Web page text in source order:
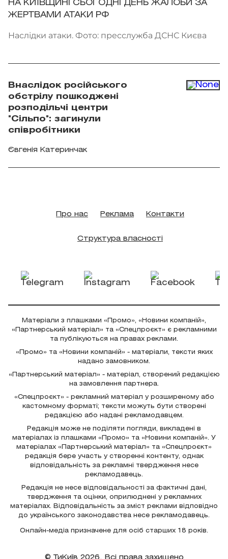
НА КИЇВЩИНІ СЬОГОДНІ ДЕНЬ ЖАЛОБИ ЗА
ЖЕРТВАМИ АТАКИ РФ
Наслідки атаки. Фото: пресслужба ДСНС Києва
Внаслідок російського
обстрілу пошкоджені
розподільчі центри
"Сільпо": загинули
співробітники
Євгенія Катеринчак
Про нас Реклама Контакти
Структура власності
Матеріали з плашками «Промо», «Новини компаній»,
«Партнерський матеріал» та «Спецпроєкт» є рекламними
та публікуються на правах реклами.
«Промо» та «Новини компаній» - матеріали, тексти яких
надано замовником.
«Партнерський матеріал» - матеріал, створений редакцією
на замовлення партнера.
«Спецпроєкт» - рекламний матеріал у розширеному або
кастомному форматі; тексти можуть бути створені
редакцією або надані рекламодавцем.
Редакція може не поділяти погляди, викладені в
матеріалах із плашками «Промо» та «Новини компаній». У
матеріалах «Партнерський матеріал» та «Спецпроєкт»
редакція бере участь у створенні контенту, однак
відповідальність за рекламні твердження несе
рекламодавець.
Редакція не несе відповідальності за фактичні дані,
твердження та оцінки, оприлюднені у рекламних
матеріалах. Відповідальність за зміст реклами відповідно
до українського законодавства несе рекламодавець.
Онлайн-медіа призначене для осіб старших 18 років.
© ТиКиїв 2026. Всі права захищено